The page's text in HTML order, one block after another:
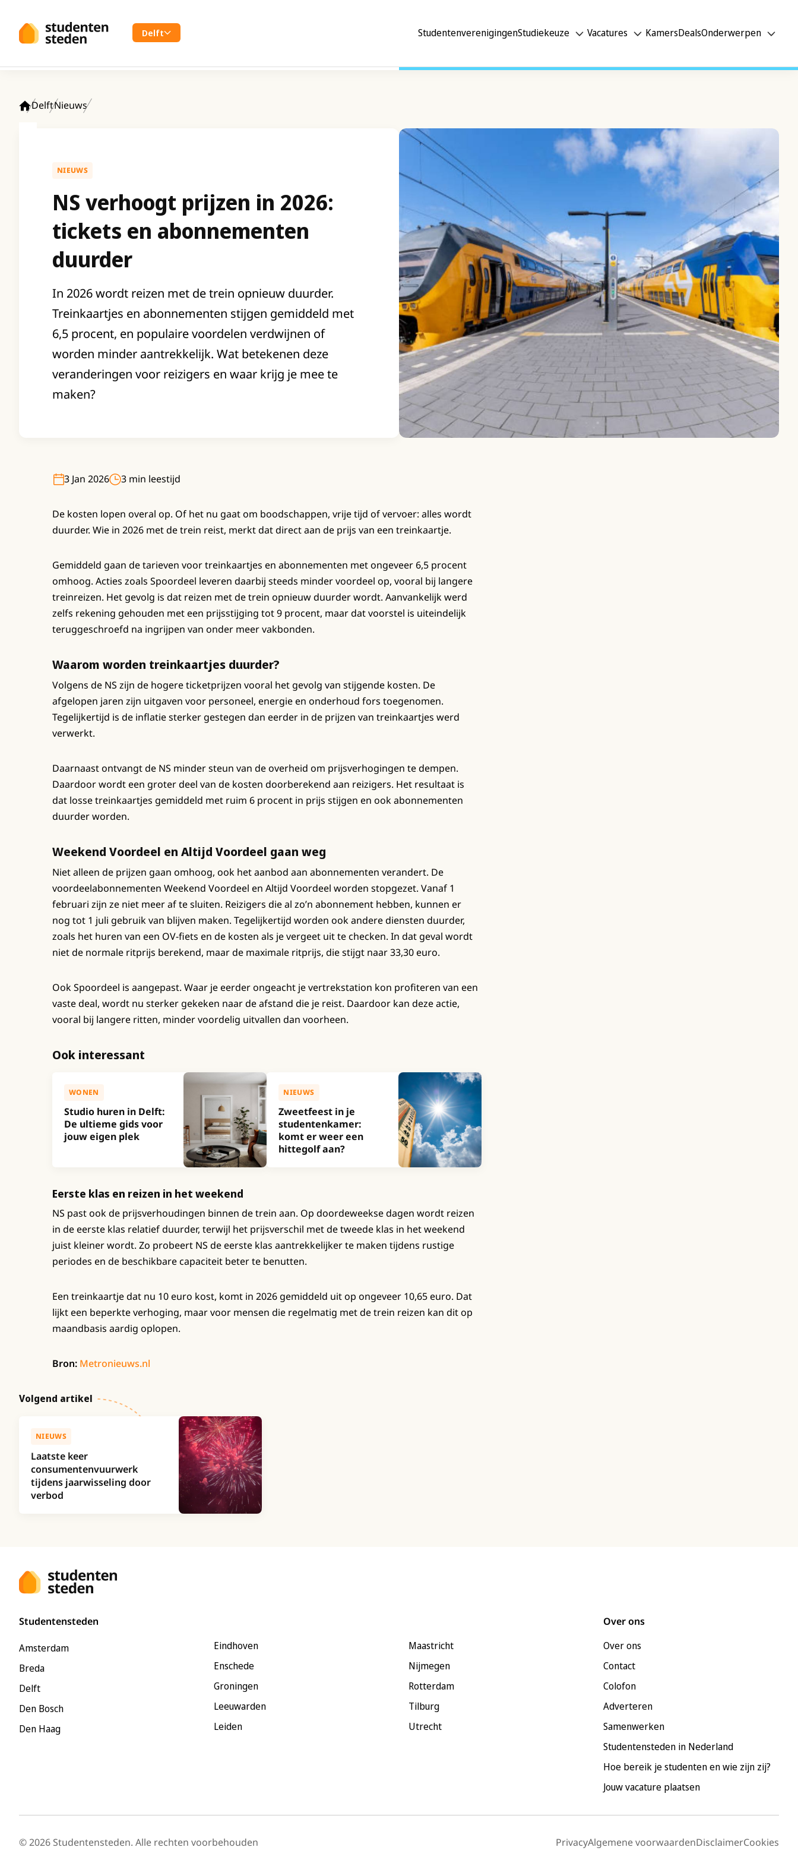
Delft StudentenverenigingenStudiekeuze Vacatures KamersDealsOnderwerpen
DelftNieuws
NIEUWS
NS verhoogt prijzen in 2026:
tickets en abonnementen
duurder
In 2026 wordt reizen met de trein opnieuw duurder.
Treinkaartjes en abonnementen stijgen gemiddeld met
6,5 procent, en populaire voordelen verdwijnen of
worden minder aantrekkelijk. Wat betekenen deze
veranderingen voor reizigers en waar krijg je mee te
maken?
3 Jan 2026 3 min leestijd
De kosten lopen overal op. Of het nu gaat om boodschappen, vrije tijd of vervoer: alles wordt
duurder. Wie in 2026 met de trein reist, merkt dat direct aan de prijs van een treinkaartje.
Gemiddeld gaan de tarieven voor treinkaartjes en abonnementen met ongeveer 6,5 procent
omhoog. Acties zoals Spoordeel leveren daarbij steeds minder voordeel op, vooral bij langere
treinreizen. Het gevolg is dat reizen met de trein opnieuw duurder wordt. Aanvankelijk werd
zelfs rekening gehouden met een prijsstijging tot 9 procent, maar dat voorstel is uiteindelijk
teruggeschroefd na ingrijpen van onder meer vakbonden.
Waarom worden treinkaartjes duurder?
Volgens de NS zijn de hogere ticketprijzen vooral het gevolg van stijgende kosten. De
afgelopen jaren zijn uitgaven voor personeel, energie en onderhoud fors toegenomen.
Tegelijkertijd is de inflatie sterker gestegen dan eerder in de prijzen van treinkaartjes werd
verwerkt.
Daarnaast ontvangt de NS minder steun van de overheid om prijsverhogingen te dempen.
Daardoor wordt een groter deel van de kosten doorberekend aan reizigers. Het resultaat is
dat losse treinkaartjes gemiddeld met ruim 6 procent in prijs stijgen en ook abonnementen
duurder worden.
Weekend Voordeel en Altijd Voordeel gaan weg
Niet alleen de prijzen gaan omhoog, ook het aanbod aan abonnementen verandert. De
voordeelabonnementen Weekend Voordeel en Altijd Voordeel worden stopgezet. Vanaf 1
februari zijn ze niet meer af te sluiten. Reizigers die al zo’n abonnement hebben, kunnen er
nog tot 1 juli gebruik van blijven maken. Tegelijkertijd worden ook andere diensten duurder,
zoals het huren van een OV-fiets en de kosten als je vergeet uit te checken. In dat geval wordt
niet de normale ritprijs berekend, maar de maximale ritprijs, die stijgt naar 33,30 euro.
Ook Spoordeel is aangepast. Waar je eerder ongeacht je vertrekstation kon profiteren van een
vaste deal, wordt nu sterker gekeken naar de afstand die je reist. Daardoor kan deze actie,
vooral bij langere ritten, minder voordelig uitvallen dan voorheen.
Ook interessant
WONEN
Studio huren in Delft:
De ultieme gids voor
jouw eigen plek
NIEUWS
Zweetfeest in je
studentenkamer:
komt er weer een
hittegolf aan?
Eerste klas en reizen in het weekend
NS past ook de prijsverhoudingen binnen de trein aan. Op doordeweekse dagen wordt reizen
in de eerste klas relatief duurder, terwijl het prijsverschil met de tweede klas in het weekend
juist kleiner wordt. Zo probeert NS de eerste klas aantrekkelijker te maken tijdens rustige
periodes en de beschikbare capaciteit beter te benutten.
Een treinkaartje dat nu 10 euro kost, komt in 2026 gemiddeld uit op ongeveer 10,65 euro. Dat
lijkt een beperkte verhoging, maar voor mensen die regelmatig met de trein reizen kan dit op
maandbasis aardig oplopen.
Bron: Metronieuws.nl
Volgend artikel
NIEUWS
Laatste keer
consumentenvuurwerk
tijdens jaarwisseling door
verbod
Studentensteden
Amsterdam
Breda
Delft
Den Bosch
Den Haag
Eindhoven
Enschede
Groningen
Leeuwarden
Leiden
Maastricht
Nijmegen
Rotterdam
Tilburg
Utrecht
Over ons
Over ons
Contact
Colofon
Adverteren
Samenwerken
Studentensteden in Nederland
Hoe bereik je studenten en wie zijn zij?
Jouw vacature plaatsen
© 2026 Studentensteden. Alle rechten voorbehouden PrivacyAlgemene voorwaardenDisclaimerCookies